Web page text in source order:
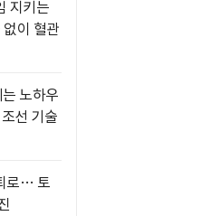
지키는
이 혈관
노하우
선 기술
로… 토